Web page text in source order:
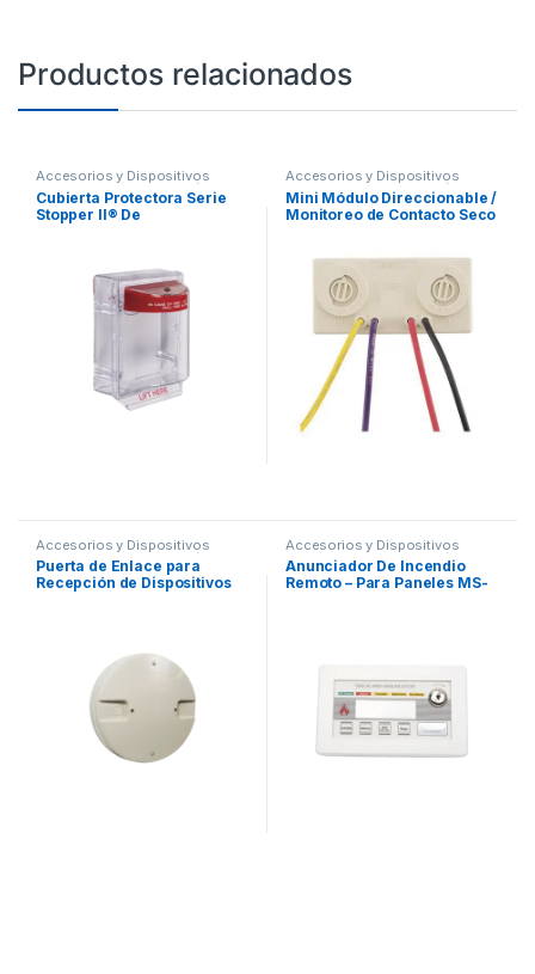
Productos relacionados
Accesorios y Dispositivos
Direccionables Detección de
Fuego
Cubierta Protectora Serie
Stopper II® De
Etiqueta en Inglés
Accesorios y Dispositivos
Direccionables Detección de
Fuego
Mini Módulo Direccionable /
Monitoreo de Contacto Seco
Accesorios y Dispositivos
Direccionables Detección de
Fuego
Puerta de Enlace para
Recepción de Dispositivos
Accesorios y Dispositivos
Direccionables Detección de
Fuego
Anunciador De Incendio
Remoto – Para Paneles MS-